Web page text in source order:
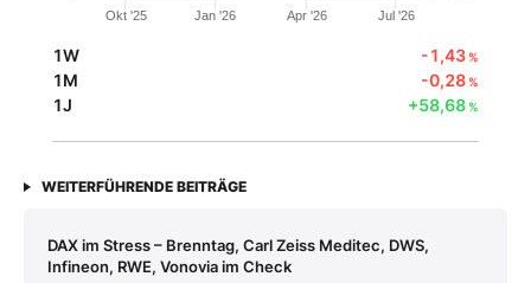
Okt '25 Jan '26 Apr '26 Jul '26
1W -1,43%
1M -0,28%
1J +58,68%
WEITERFÜHRENDE BEITRÄGE
DAX im Stress – Brenntag, Carl Zeiss Meditec, DWS,
Infineon, RWE, Vonovia im Check